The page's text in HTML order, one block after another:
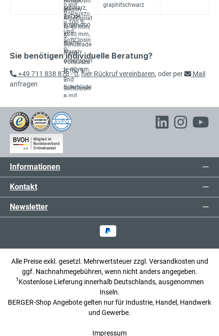
graphitschwarz
Sie benötigen individuelle Beratung?
+49 711 838 878 - 0,hier Rückruf vereinbaren, oder per
Mail
anfragen
Informationen
Kontakt
Newsletter
Alle Preise exkl. gesetzl. Mehrwertsteuer zzgl. Versandkosten und
ggf. Nachnahmegebühren, wenn nicht anders angegeben.
1 Kostenlose Lieferung innerhalb Deutschlands, ausgenommen
Inseln.
BERGER-Shop Angebote gelten nur für Industrie, Handel, Handwerk
und Gewerbe.
Impressum